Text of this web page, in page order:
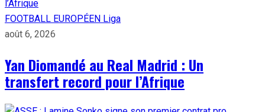
FOOTBALL EUROPÉEN Liga
août 6, 2026
Yan Diomandé au Real Madrid : Un
transfert record pour l’Afrique